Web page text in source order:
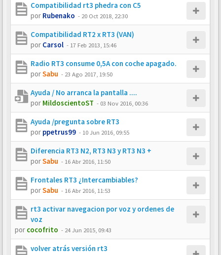
Compatibilidad rt3 phedra con C5
por Rubenako - 20 Oct 2018, 22:30
Compatibilidad RT2 x RT3 (VAN)
por Carsol - 17 Feb 2013, 15:46
Radio RT3 consume 0,5A con coche apagado.
porSabu - 23 Ago 2017, 19:50
Ayuda / No arranca la pantalla ....
por MildoscientoST - 03 Nov 2016, 00:36
Ayuda /pregunta sobre RT3
por ppetrus99 - 10 Jun 2016, 09:55
Diferencia RT3 N2, RT3 N3 y RT3 N3 +
porSabu - 16 Abr 2016, 11:50
Frontales RT3 ¿Intercambiables?
porSabu - 16 Abr 2016, 11:53
rt3 activar navegacion por voz y ordenes de
voz
por cocofrito - 24 Jun 2015, 09:43
volver atrás versión rt3